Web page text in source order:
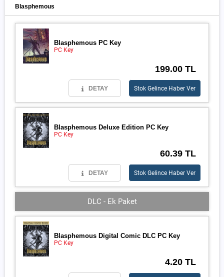
Blasphemous
Blasphemous PC Key
PC Key
199.00 TL
DETAY Stok Gelince Haber Ver
Blasphemous Deluxe Edition PC Key
PC Key
60.39 TL
DETAY Stok Gelince Haber Ver
DLC - Ek Paket
Blasphemous Digital Comic DLC PC Key
PC Key
4.20 TL